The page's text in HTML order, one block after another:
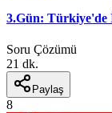
3.Gün: Türkiye'de
Soru Çözümü
21 dk.
Paylaş
8